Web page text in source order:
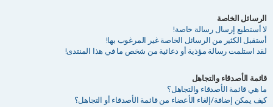
الرسائل الخاصة
لا أستطيع إرسال رسالة خاصة!
أستقبل الكثير من الرسائل الخاصة غير المرغوب بها!
لقد استلمت رسالة مؤذية أو دعائية من شخص ما في هذا المنتدى!
قائمة الأصدقاء والتجاهل
ما هي قائمة الأصدقاء والتجاهل؟
كيف يمكن إضافة/إلغاء الأعضاء من قائمة الأصدقاء أو التجاهل؟